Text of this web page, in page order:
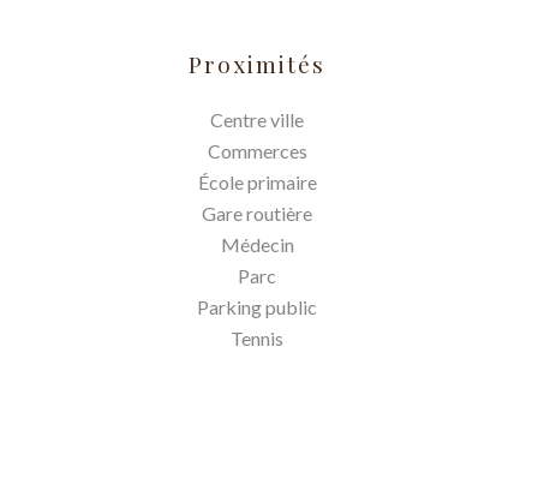
Proximités
Centre ville
Commerces
École primaire
Gare routière
Médecin
Parc
Parking public
Tennis